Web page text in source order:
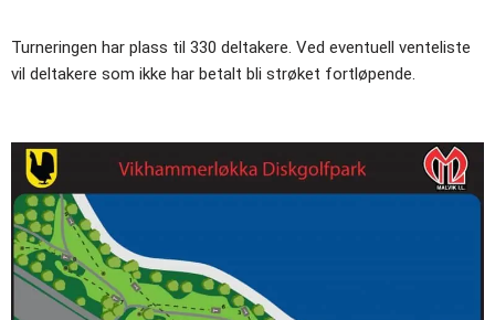
Turneringen har plass til 330 deltakere. Ved eventuell venteliste
vil deltakere som ikke har betalt bli strøket fortløpende.